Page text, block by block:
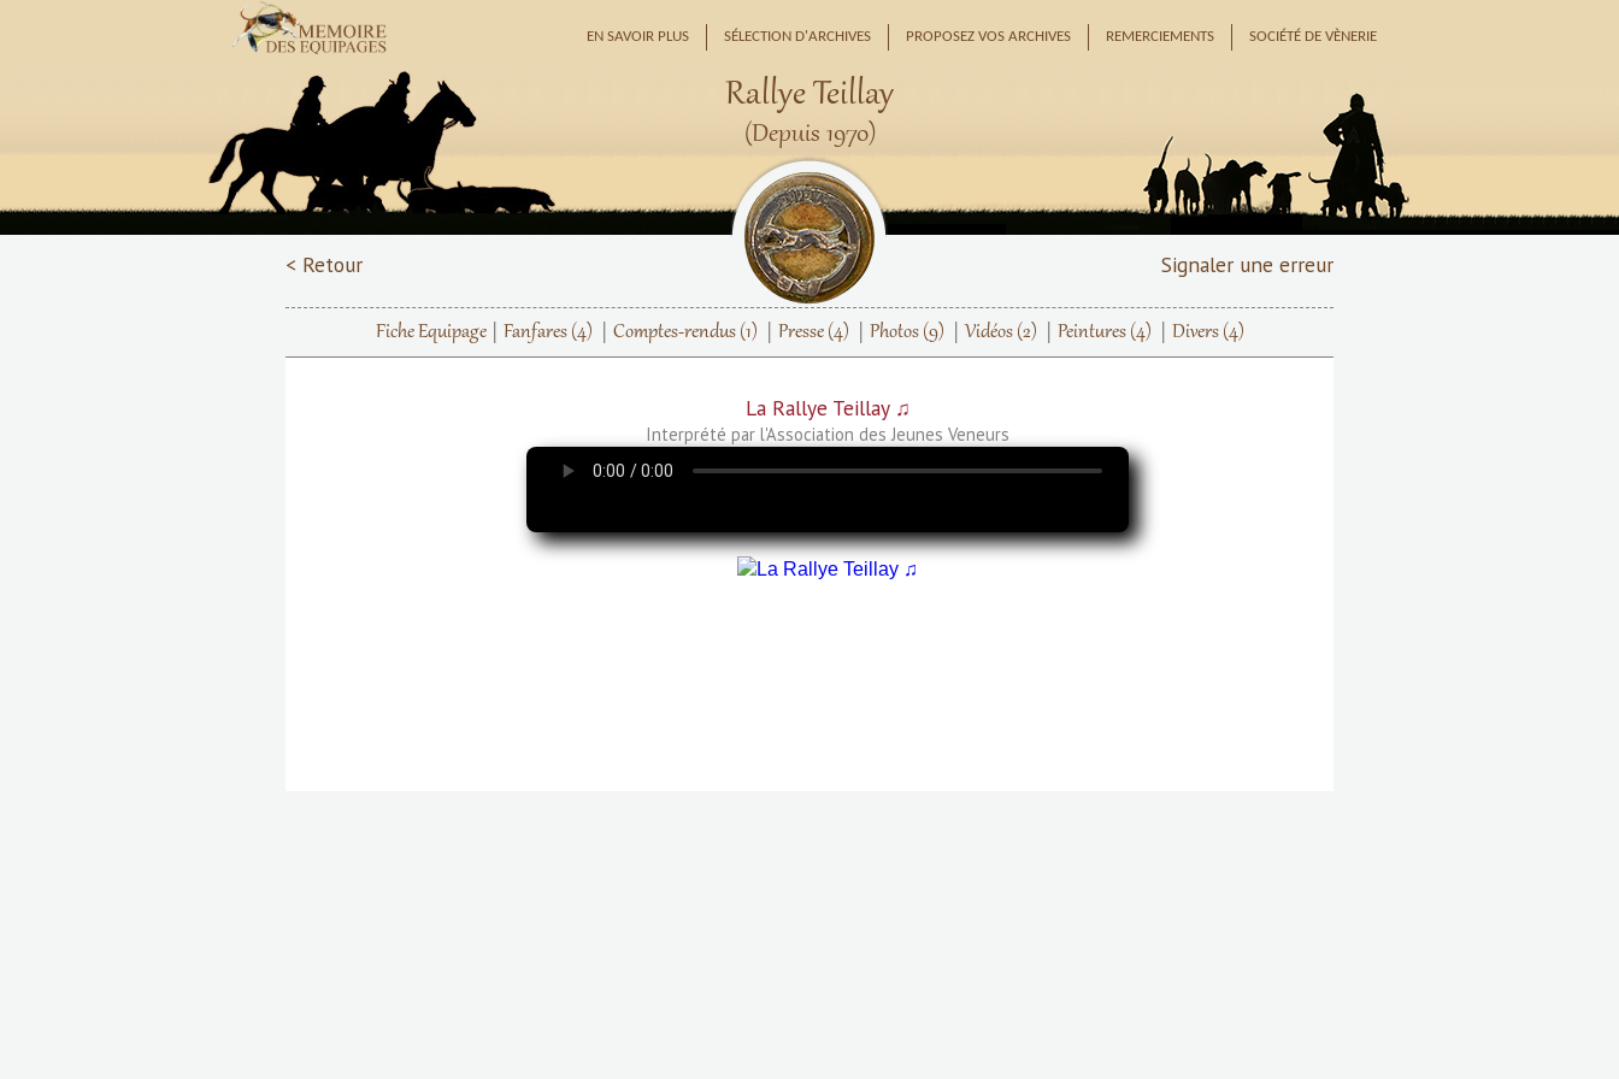
EN SAVOIR PLUS SÉLECTION D'ARCHIVES PROPOSEZ VOS ARCHIVES REMERCIEMENTS SOCIÉTÉ DE VÈNERIE
Rallye Teillay
(Depuis 1970)
< Retour Signaler une erreur
Fiche Equipage Fanfares (4) Comptes-rendus (1) Presse (4) Photos (9) Vidéos (2) Peintures (4) Divers (4)
La Rallye Teillay ♫
Interprété par l'Association des Jeunes Veneurs